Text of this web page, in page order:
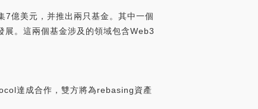
億美元，并推出兩只基金。其中一個
。這兩個基金涉及的領域包含Web3
達成合作，雙方將為rebasing資產